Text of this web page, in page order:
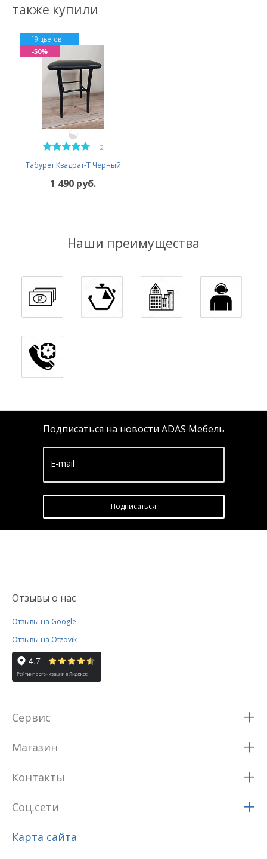
также купили
2
Табурет Квадрат-Т Черный
19 цветов
1 490 руб.
-50%
Наши преимущества
Подписаться на новости ADAS Мебель
E-mail
Подписатьcя
Отзывы о нас
Отзывы на Google
Отзывы на Otzovik
Сервис
Магазин
Контакты
Соц.сети
Карта сайта